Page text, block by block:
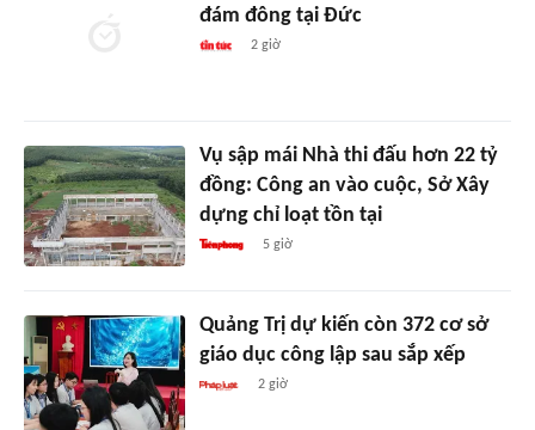
đám đông tại Đức
2 giờ
Vụ sập mái Nhà thi đấu hơn 22 tỷ
đồng: Công an vào cuộc, Sở Xây
dựng chỉ loạt tồn tại
5 giờ
Quảng Trị dự kiến còn 372 cơ sở
giáo dục công lập sau sắp xếp
2 giờ